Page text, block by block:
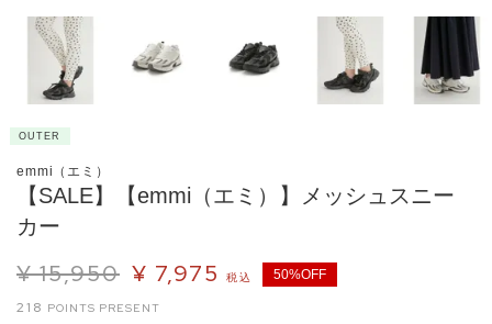
OUTER
emmi（エミ）
【SALE】【emmi（エミ）】メッシュスニー
カー
¥ 15,950 ¥ 7,975 税込 50%OFF
218